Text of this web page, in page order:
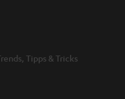
Tipps & Tricks